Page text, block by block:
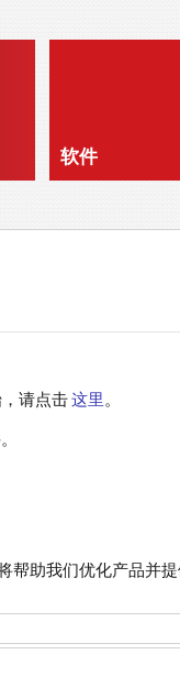
软件
请点击这里。
。
助我们优化产品并